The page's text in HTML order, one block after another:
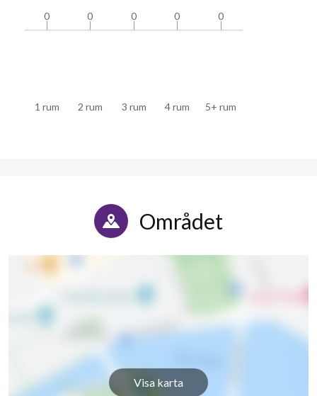
1 rum 2 rum 3 rum 4 rum 5+ rum
0
0 0
0 0
0 0
0 0
0
Området
Visa karta